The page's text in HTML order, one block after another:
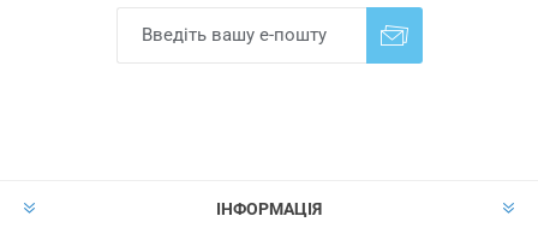
ІНФОРМАЦІЯ